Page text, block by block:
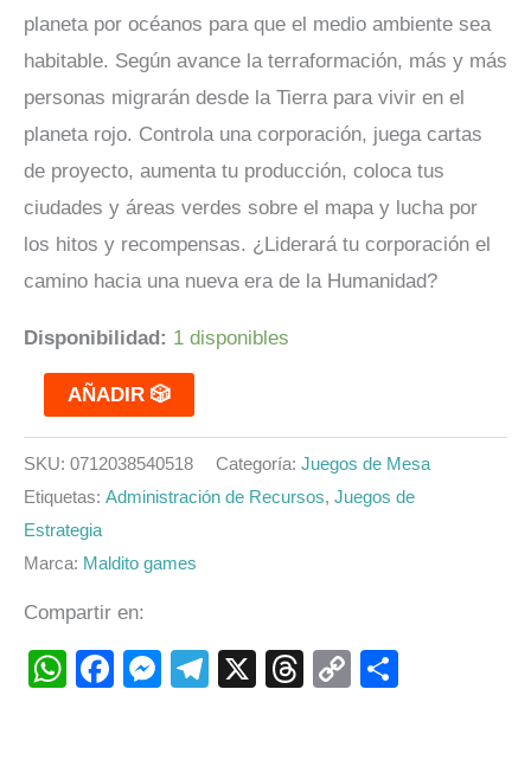
planeta por océanos para que el medio ambiente sea
habitable. Según avance la terraformación, más y más
personas migrarán desde la Tierra para vivir en el
planeta rojo. Controla una corporación, juega cartas
de proyecto, aumenta tu producción, coloca tus
ciudades y áreas verdes sobre el mapa y lucha por
los hitos y recompensas. ¿Liderará tu corporación el
camino hacia una nueva era de la Humanidad?
Disponibilidad: 1 disponibles
AÑADIR 🎲
SKU: 0712038540518 Categoría: Juegos de Mesa
Etiquetas: Administración de Recursos, Juegos de
Estrategia
Marca: Maldito games
Compartir en:
WhatsApp
Facebook
Messenger
Telegram
X Threads
Copy